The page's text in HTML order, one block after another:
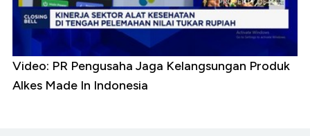
Video: PR Pengusaha Jaga Kelangsungan Produk
Alkes Made In Indonesia